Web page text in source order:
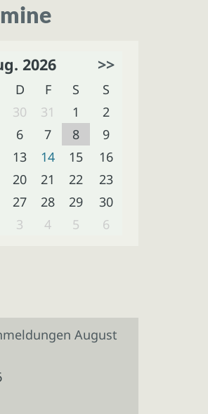
2026 >>
D F S
S
30 31 1
2
6 7 8
9
13 14 15
16
20 21 22
23
27 28 29
30
3 4 5 6
August